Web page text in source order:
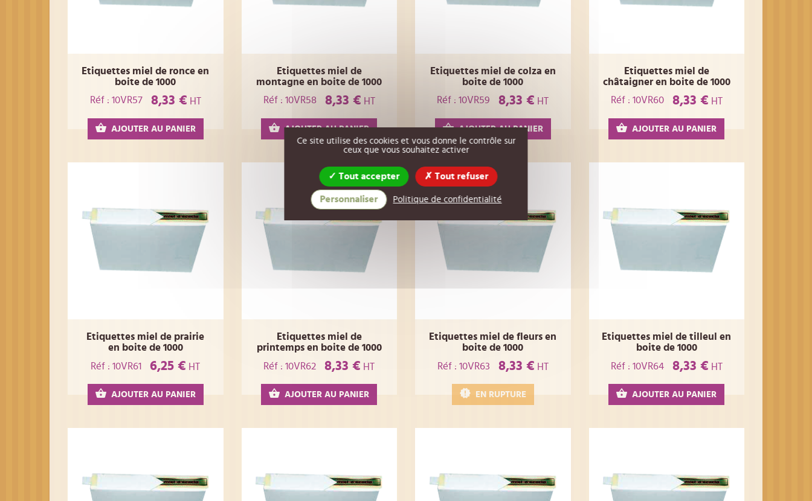
Etiquettes miel de ronce en
boite de 1000
Réf : 10VR57
8,33 € HT
AJOUTER AU PANIER
Etiquettes miel de
montagne en boite de 1000
Réf : 10VR58
8,33 € HT
AJOUTER AU PANIER
Etiquettes miel de colza en
boite de 1000
Réf : 10VR59
8,33 € HT
AJOUTER AU PANIER
Etiquettes miel de
châtaigner en boite de 1000
Réf : 10VR60
8,33 € HT
AJOUTER AU PANIER
Etiquettes miel de prairie
en boite de 1000
Réf : 10VR61
6,25 € HT
AJOUTER AU PANIER
Etiquettes miel de
printemps en boite de 1000
Réf : 10VR62
8,33 € HT
AJOUTER AU PANIER
Etiquettes miel de fleurs en
boite de 1000
Réf : 10VR63
8,33 € HT
EN RUPTURE
Etiquettes miel de tilleul en
boite de 1000
Réf : 10VR64
8,33 € HT
AJOUTER AU PANIER
Ce site utilise des cookies et vous donne le contrôle sur
ceux que vous souhaitez activer
Tout accepter Tout refuser
Personnaliser Politique de confidentialité